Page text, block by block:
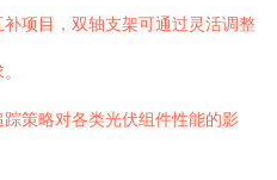
补项目，双轴支架可通过灵活调整
踪策略对各类光伏组件性能的影